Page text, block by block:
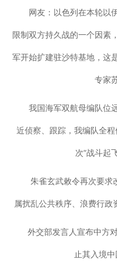
网友：以色列在本轮以伊
限制双方持久战的一个因素
军开始扩建驻沙特基地，这
专家
我国海军双航母编队位远
近侦察、跟踪，我编队全
次“战斗起
朱雀玄武敕令再次要求
属扰乱公共秩序、浪费行
外交部发言人宣布中方对
止其入境